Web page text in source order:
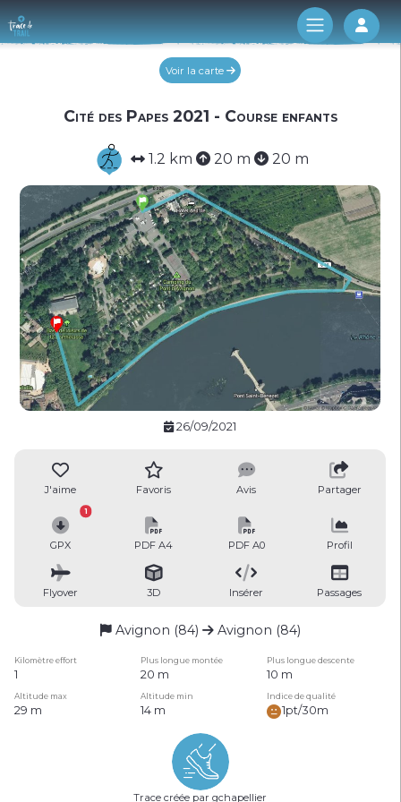
Log
Voir la carte
Cité des Papes 2021 - Course enfants
1.2 km 20 m 20 m
26/09/2021
J'aime Favoris Avis Partager
GPX
1
PDF A4 PDF A0 Profil
Flyover 3D Insérer Passages
Avignon (84) Avignon (84)
Kilomètre effort Plus longue montée Plus longue descente
1 20 m 10 m
Altitude max Altitude min Indice de qualité
29 m 14 m 1pt/30m
Trace créée par gchapellier